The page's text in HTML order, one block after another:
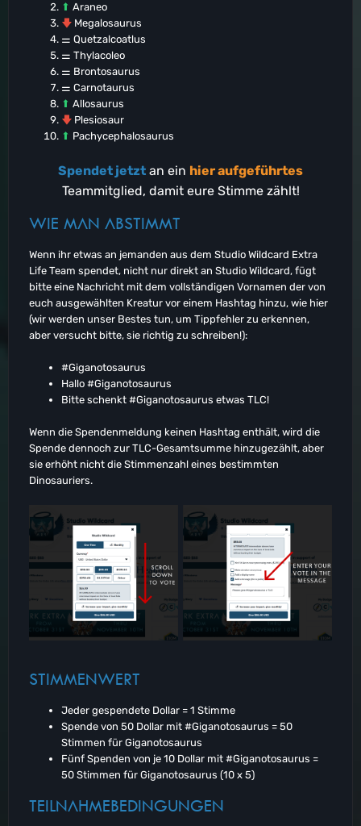
⬆ Araneo
🡇 Megalosaurus
⚌ Quetzalcoatlus
⚌ Thylacoleo
⚌ Brontosaurus
⚌ Carnotaurus
⬆ Allosaurus
🡇 Plesiosaur
⬆ Pachycephalosaurus
Spendet jetzt an ein hier aufgeführtes
Teammitglied, damit eure Stimme zählt!
WIE MAN ABSTIMMT
Wenn ihr etwas an jemanden aus dem Studio Wildcard Extra
Life Team spendet, nicht nur direkt an Studio Wildcard, fügt
bitte eine Nachricht mit dem vollständigen Vornamen der von
euch ausgewählten Kreatur vor einem Hashtag hinzu, wie hier
(wir werden unser Bestes tun, um Tippfehler zu erkennen,
aber versucht bitte, sie richtig zu schreiben!):
#Giganotosaurus
Hallo #Giganotosaurus
Bitte schenkt #Giganotosaurus etwas TLC!
Wenn die Spendenmeldung keinen Hashtag enthält, wird die
Spende dennoch zur TLC-Gesamtsumme hinzugezählt, aber
sie erhöht nicht die Stimmenzahl eines bestimmten
Dinosauriers.
STIMMENWERT
Jeder gespendete Dollar = 1 Stimme
Spende von 50 Dollar mit #Giganotosaurus = 50
Stimmen für Giganotosaurus
Fünf Spenden von je 10 Dollar mit #Giganotosaurus =
50 Stimmen für Giganotosaurus (10 x 5)
TEILNAHMEBEDINGUNGEN